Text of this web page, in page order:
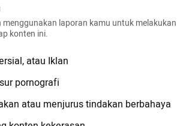
laporan kamu untuk melakukan
konten ini.
atau Iklan
pornografi
atau menjurus tindakan berbahaya